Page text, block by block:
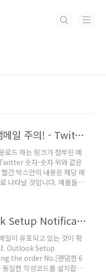
트위터를 가장한 악성 스팸메일 주의! - Twitter 숫자-숫자
로드 하는 링크가 첨부된 메
숫자-숫자 위와 같은
간 박스안의 내용은 해당 메
나타날 것입니다. 예를들어
사이트로 접속하
를 다운로드 하는 URL로 접
일은 ZIP 파일이며 압축을
콘..
[악성 스팸경보] "Outlook Setup Notification", "Thank you for setting the order No.[랜덤한 6자리 숫자]"
일이 유포되고 있는 것이 확
. Outlook Setup
the order No.[랜덤한 6
일한 악성코드를 설치합니